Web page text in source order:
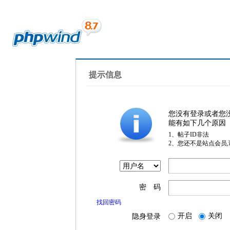
提示信息
您没有登录或者您
能有如下几个原因
1、帖子ID非法
2、您还不是站点会员
密 码
找回密码
隐身登录 开启 关闭